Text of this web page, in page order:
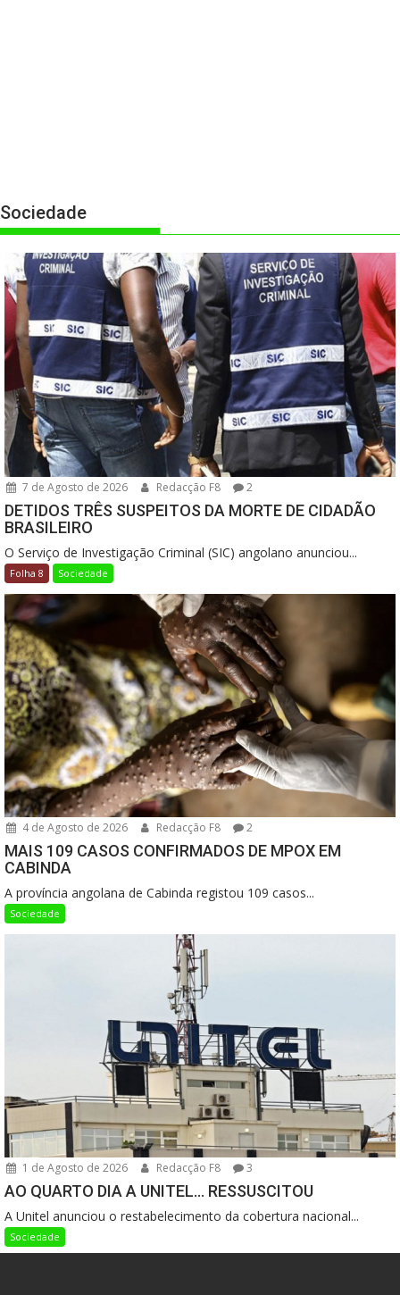
Sociedade
7 de Agosto de 2026 Redacção F8 2
DETIDOS TRÊS SUSPEITOS DA MORTE DE CIDADÃO
BRASILEIRO
O Serviço de Investigação Criminal (SIC) angolano anunciou...
Folha 8 Sociedade
4 de Agosto de 2026 Redacção F8 2
MAIS 109 CASOS CONFIRMADOS DE MPOX EM
CABINDA
A província angolana de Cabinda registou 109 casos...
Sociedade
1 de Agosto de 2026 Redacção F8 3
AO QUARTO DIA A UNITEL… RESSUSCITOU
A Unitel anunciou o restabelecimento da cobertura nacional...
Sociedade